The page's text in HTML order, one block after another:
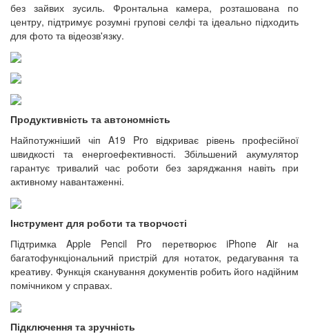
без зайвих зусиль. Фронтальна камера, розташована по
центру, підтримує розумні групові селфі та ідеально підходить
для фото та відеозв'язку.
Продуктивність та автономність
Найпотужніший чіп A19 Pro відкриває рівень професійної
швидкості та енергоефективності. Збільшений акумулятор
гарантує тривалий час роботи без заряджання навіть при
активному навантаженні.
Інструмент для роботи та творчості
Підтримка Apple Pencil Pro перетворює iPhone Air на
багатофункціональний пристрій для нотаток, редагування та
креативу. Функція сканування документів робить його надійним
помічником у справах.
Підключення та зручність